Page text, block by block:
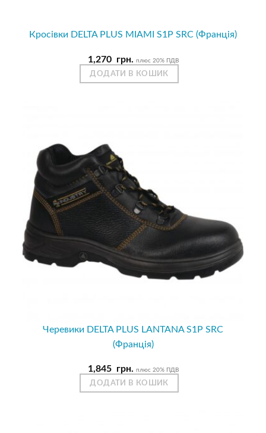
Кросівки DELTA PLUS MIAMI S1P SRC (Франція)
1,270 грн. плюс 20% ПДВ
ДОДАТИ В КОШИК
Черевики DELTA PLUS LANTANA S1P SRC
(Франція)
1,845 грн. плюс 20% ПДВ
ДОДАТИ В КОШИК